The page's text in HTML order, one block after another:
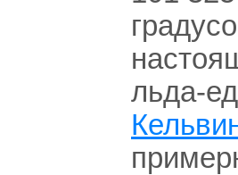
льда-